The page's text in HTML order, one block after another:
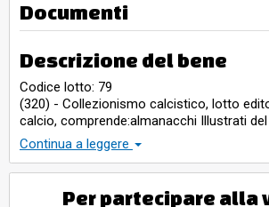
Documenti
Descrizione del bene
Codice lotto: 79
(320) - Collezionismo calcistico, lotto
calcio, comprende:almanacchi Illustrati
[Almanacco Illustrato dei Campionati dal
Spese oltre aggiudicazione
* 17% Diritti di vendita
* IVA 22% su diritti di vendita
Continua a leggere
Per partecipare alla